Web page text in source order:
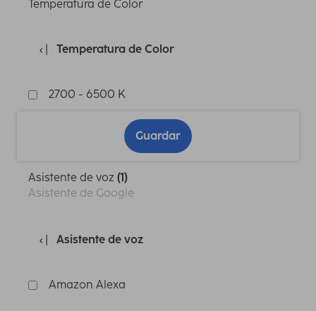
Temperatura de Color
Temperatura de Color
2700 - 6500 K
Guardar
Asistente de voz (1)
Asistente de Google
Asistente de voz
Amazon Alexa